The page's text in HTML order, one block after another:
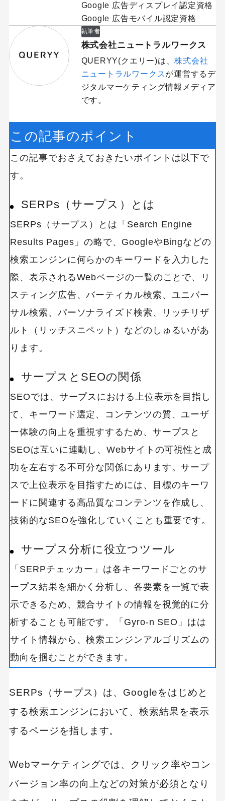
Google 広告ディスプレイ認定資格
Google 広告モバイル認定資格
執筆者
株式会社ニュートラルワークス
QUERYY(クエリー)は、株式会社
ニュートラルワークスが運営するデ
ジタルマーケティング情報メディア
です。
この記事のポイント
この記事でおさえておきたいポイントは以下で
す。
SERPs（サープス）とは
SERPs（サープス）とは「Search Engine
Results Pages」の略で、GoogleやBingなどの
検索エンジンに何らかのキーワードを入力した
際、表示されるWebページの一覧のことで、リ
スティング広告、バーティカル検索、ユニバー
サル検索、パーソナライズド検索、リッチリザ
ルト（リッチスニペット）などのしゅるいがあ
ります。
サープスとSEOの関係
SEOでは、サープスにおける上位表示を目指し
て、キーワード選定、コンテンツの質、ユーザ
ー体験の向上を重視すするため、サープスと
SEOは互いに連動し、Webサイトの可視性と成
功を左右する不可分な関係にあります。サープ
スで上位表示を目指すためには、目標のキーワ
ードに関連する高品質なコンテンツを作成し、
技術的なSEOを強化していくことも重要です。
サープス分析に役立つツール
「SERPチェッカー」は各キーワードごとのサ
ープス結果を細かく分析し、各要素を一覧で表
示できるため、競合サイトの情報を視覚的に分
析することも可能です。「Gyro-n SEO」はは
サイト情報から、検索エンジンアルゴリズムの
動向を掴むことができます。
SERPs（サープス）は、Googleをはじめと
する検索エンジンにおいて、検索結果を表示
するページを指します。
Webマーケティングでは、クリック率やコン
バージョン率の向上などの対策が必須となり